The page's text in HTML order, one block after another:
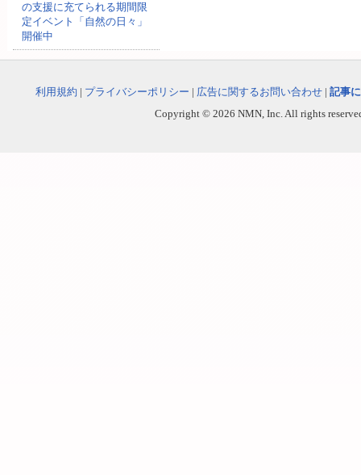
の支援に充てられる期間限
定イベント「自然の日々」
開催中
利用規約 | プライバシーポリシー | 広告に関するお問い合わせ | 記事
Copyright © 2026 NMN, Inc. All rights